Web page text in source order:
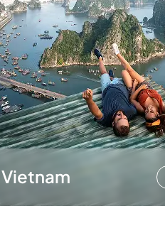
Vietnam